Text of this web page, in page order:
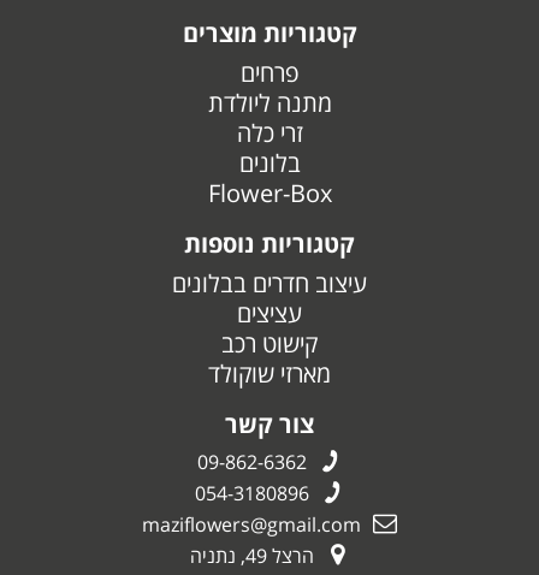
קטגוריות מוצרים
פרחים
מתנה ליולדת
זרי כלה
בלונים
Flower-Box
קטגוריות נוספות
עיצוב חדרים בבלונים
עציצים
קישוט רכב
מארזי שוקולד
צור קשר
09-862-6362
054-3180896
maziflowers@gmail.com
הרצל 49, נתניה